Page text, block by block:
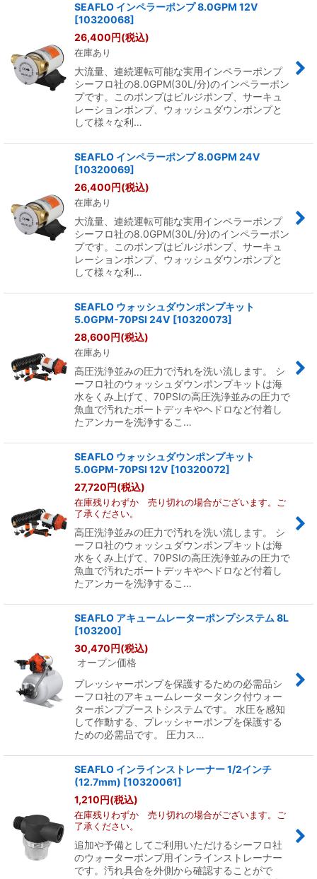
SEAFLO インペラーポンプ 8.0GPM 12V
[10320068]
26,400円(税込)
在庫あり
大流量、連続運転可能な実用インペラーポンプ
シーフロ社の8.0GPM(30L/分)のインペラーポン
プです。このポンプはビルジポンプ、サーキュ
レーションポンプ、ウォッシュダウンポンプと
して様々な利…
SEAFLO インペラーポンプ 8.0GPM 24V
[10320069]
26,400円(税込)
在庫あり
大流量、連続運転可能な実用インペラーポンプ
シーフロ社の8.0GPM(30L/分)のインペラーポン
プです。このポンプはビルジポンプ、サーキュ
レーションポンプ、ウォッシュダウンポンプと
して様々な利…
SEAFLO ウォッシュダウンポンプキット
5.0GPM-70PSI 24V [10320073]
28,600円(税込)
在庫あり
高圧洗浄並みの圧力で汚れを洗い流します。 シ
ーフロ社のウォッシュダウンポンプキットは海
水をくみ上げて、70PSIの高圧洗浄並みの圧力で
魚血で汚れたボートデッキやヘドロなど付着し
たアンカーを洗浄するこ…
SEAFLO ウォッシュダウンポンプキット
5.0GPM-70PSI 12V [10320072]
27,720円(税込)
在庫残りわずか 売り切れの場合がございます。ご
了承ください。
高圧洗浄並みの圧力で汚れを洗い流します。 シ
ーフロ社のウォッシュダウンポンプキットは海
水をくみ上げて、70PSIの高圧洗浄並みの圧力で
魚血で汚れたボートデッキやヘドロなど付着し
たアンカーを洗浄するこ…
SEAFLO アキュームレーターポンプシステム 8L
[103200]
30,470円(税込)
オープン価格
プレッシャーポンプを保護するための必需品シ
ーフロ社のアキュームレータータンク付ウォー
ターポンプブーストシステムです。 水圧を感知
して作動する、プレッシャーポンプを保護する
ための必需品です。 圧力ス…
SEAFLO インラインストレーナー 1/2インチ
(12.7mm) [10320061]
1,210円(税込)
在庫残りわずか 売り切れの場合がございます。ご
了承ください。
追加や予備としてご利用いただけるシーフロ社
のウォーターポンプ用インラインストレーナー
です。汚れ具合を外側から確認することがで